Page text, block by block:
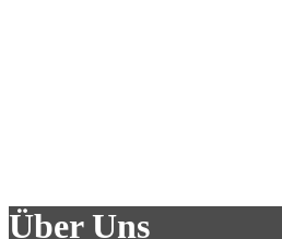
Über Uns